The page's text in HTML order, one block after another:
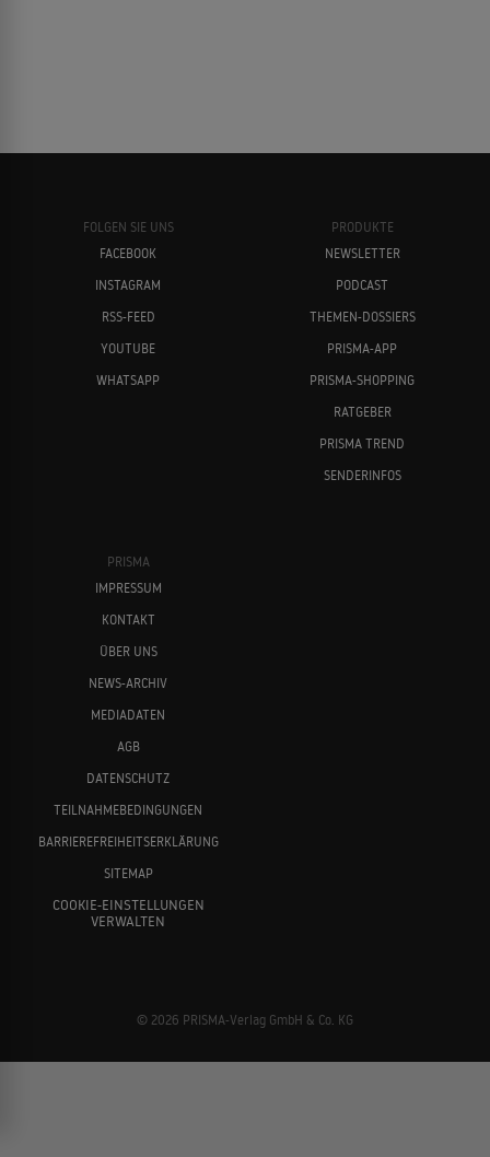
FOLGEN SIE UNS
FACEBOOK
INSTAGRAM
RSS-FEED
YOUTUBE
WHATSAPP
PRODUKTE
NEWSLETTER
PODCAST
THEMEN-DOSSIERS
PRISMA-APP
PRISMA-SHOPPING
RATGEBER
PRISMA TREND
SENDERINFOS
PRISMA
IMPRESSUM
KONTAKT
ÜBER UNS
NEWS-ARCHIV
MEDIADATEN
AGB
DATENSCHUTZ
TEILNAHMEBEDINGUNGEN
BARRIEREFREIHEITSERKLÄRUNG
SITEMAP
COOKIE-EINSTELLUNGEN
VERWALTEN
© 2026 PRISMA-Verlag GmbH & Co. KG